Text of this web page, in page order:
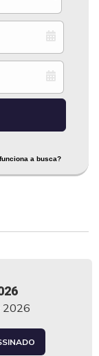
a busca?
2026